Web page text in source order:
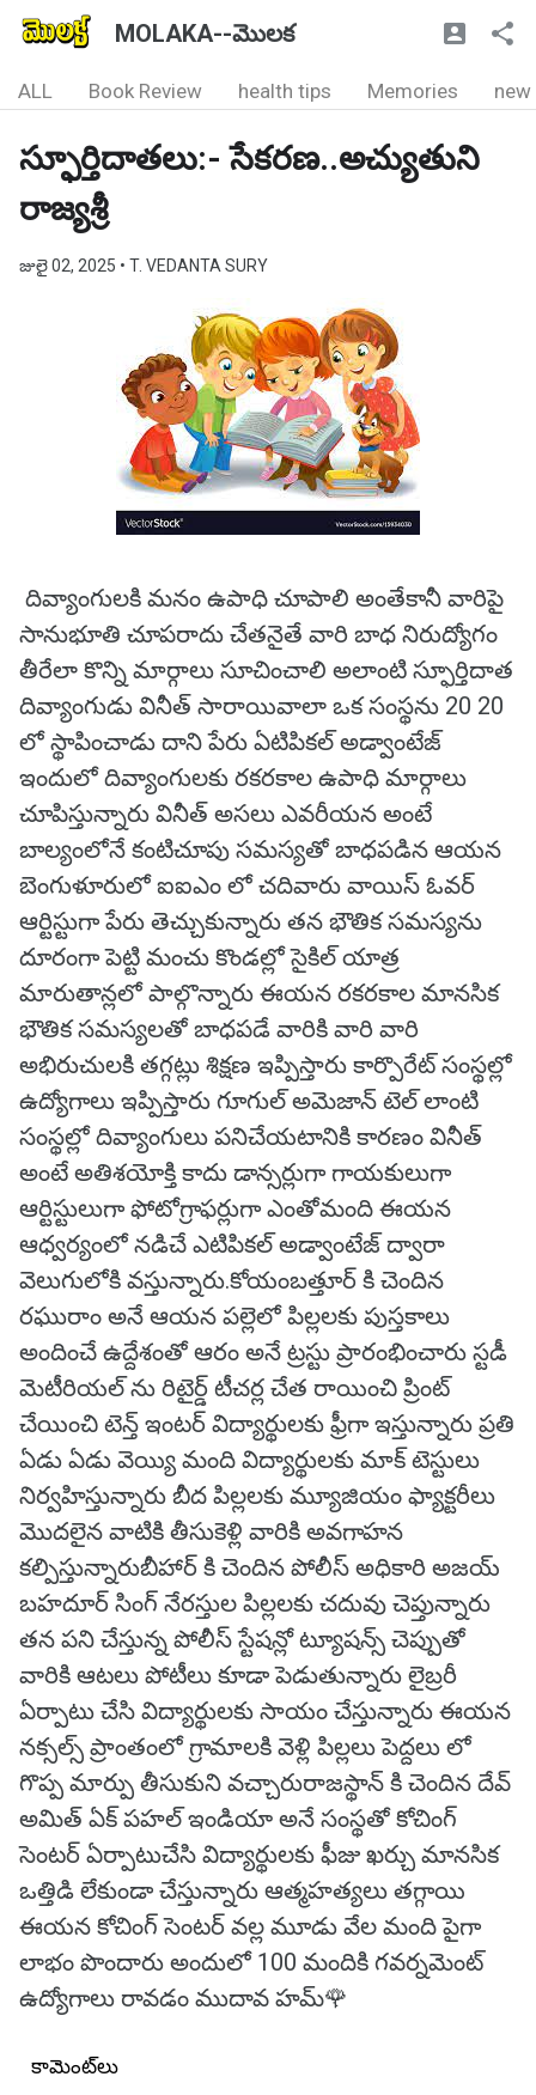
MOLAKA--మొలక
ALL Book Review health tips Memories new
స్ఫూర్తిదాతలు:- సేకరణ..అచ్యుతుని
రాజ్యశ్రీ
జులై 02, 2025 • T. VEDANTA SURY
దివ్యాంగులకి మనం ఉపాధి చూపాలి అంతేకానీ వారిపై
సానుభూతి చూపరాదు చేతనైతే వారి బాధ నిరుద్యోగం
తీరేలా కొన్ని మార్గాలు సూచించాలి అలాంటి స్ఫూర్తిదాత
దివ్యాంగుడు వినీత్ సారాయివాలా ఒక సంస్థను 20 20
లో స్థాపించాడు దాని పేరు ఏటిపికల్ అడ్వాంటేజ్
ఇందులో దివ్యాంగులకు రకరకాల ఉపాధి మార్గాలు
చూపిస్తున్నారు వినీత్ అసలు ఎవరీయన అంటే
బాల్యంలోనే కంటిచూపు సమస్యతో బాధపడిన ఆయన
బెంగుళూరులో ఐఐఎం లో చదివారు వాయిస్ ఓవర్
ఆర్టిస్టుగా పేరు తెచ్చుకున్నారు తన భౌతిక సమస్యను
దూరంగా పెట్టి మంచు కొండల్లో సైకిల్ యాత్ర
మారుతాన్లలో పాల్గొన్నారు ఈయన రకరకాల మానసిక
భౌతిక సమస్యలతో బాధపడే వారికి వారి వారి
అభిరుచులకి తగ్గట్లు శిక్షణ ఇప్పిస్తారు కార్పొరేట్ సంస్థల్లో
ఉద్యోగాలు ఇప్పిస్తారు గూగుల్ అమెజాన్ టెల్ లాంటి
సంస్థల్లో దివ్యాంగులు పనిచేయటానికి కారణం వినీత్
అంటే అతిశయోక్తి కాదు డాన్సర్లుగా గాయకులుగా
ఆర్టిస్టులుగా ఫోటోగ్రాఫర్లుగా ఎంతోమంది ఈయన
ఆధ్వర్యంలో నడిచే ఎటిపికల్ అడ్వాంటేజ్ ద్వారా
వెలుగులోకి వస్తున్నారు.కోయంబత్తూర్ కి చెందిన
రఘురాం అనే ఆయన పల్లెలో పిల్లలకు పుస్తకాలు
అందించే ఉద్దేశంతో ఆరం అనే ట్రస్టు ప్రారంభించారు స్టడీ
మెటీరియల్ ను రిటైర్డ్ టీచర్ల చేత రాయించి ప్రింట్
చేయించి టెన్త్ ఇంటర్ విద్యార్థులకు ఫ్రీగా ఇస్తున్నారు ప్రతి
ఏడు ఏడు వెయ్యి మంది విద్యార్థులకు మాక్ టెస్టులు
నిర్వహిస్తున్నారు బీద పిల్లలకు మ్యూజియం ఫ్యాక్టరీలు
మొదలైన వాటికి తీసుకెళ్లి వారికి అవగాహన
కల్పిస్తున్నారుబీహార్ కి చెందిన పోలీస్ అధికారి అజయ్
బహదూర్ సింగ్ నేరస్తుల పిల్లలకు చదువు చెప్తున్నారు
తన పని చేస్తున్న పోలీస్ స్టేషన్లో ట్యూషన్స్ చెప్పుతో
వారికి ఆటలు పోటీలు కూడా పెడుతున్నారు లైబ్రరీ
ఏర్పాటు చేసి విద్యార్థులకు సాయం చేస్తున్నారు ఈయన
నక్సల్స్ ప్రాంతంలో గ్రామాలకి వెళ్లి పిల్లలు పెద్దలు లో
గొప్ప మార్పు తీసుకుని వచ్చారురాజస్థాన్ కి చెందిన దేవ్
అమిత్ ఏక్ పహల్ ఇండియా అనే సంస్థతో కోచింగ్
సెంటర్ ఏర్పాటుచేసి విద్యార్థులకు ఫీజు ఖర్చు మానసిక
ఒత్తిడి లేకుండా చేస్తున్నారు ఆత్మహత్యలు తగ్గాయి
ఈయన కోచింగ్ సెంటర్ వల్ల మూడు వేల మంది పైగా
లాభం పొందారు అందులో 100 మందికి గవర్నమెంట్
ఉద్యోగాలు రావడం ముదావ హమ్🌹
కామెంట్‌లు